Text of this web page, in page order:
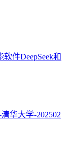
件DeepSeek和
华大学-202502